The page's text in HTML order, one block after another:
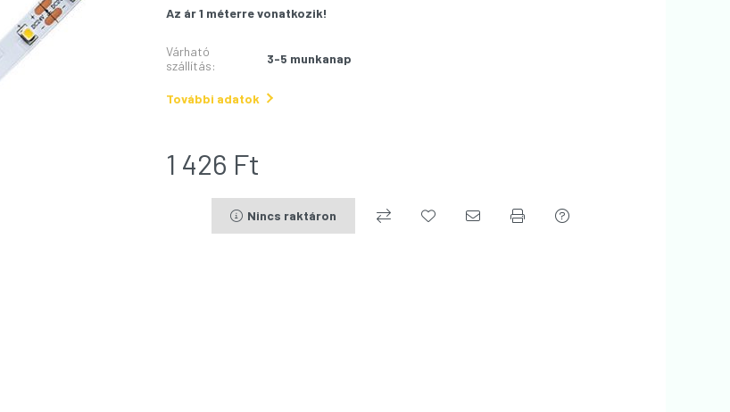
Az ár 1 méterre vonatkozik!
Várható
szállítás: 3-5 munkanap
További adatok
1 426 Ft
Nincs raktáron